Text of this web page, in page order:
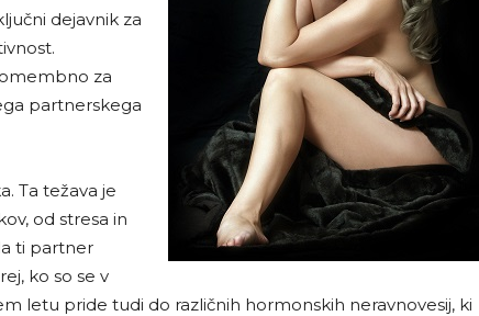
dejavnik za
za
partnerskega
Ta težava je
od stresa in
ti partner
ko so se v
letu pride tudi do različnih hormonskih neravnovesij, ki